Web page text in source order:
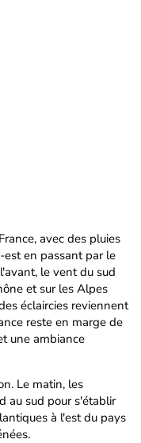
avec des pluies
est en passant par le
le vent du sud
et sur les Alpes
éclaircies reviennent
reste en marge de
une ambiance
Le matin, les
au sud pour s'établir
à l'est du pays